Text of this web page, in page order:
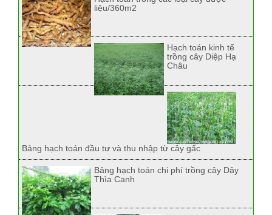
liệu/360m2
Hạch toán kinh tế
trồng cây Diệp Hạ
Châu
Bảng hạch toán đầu tư và thu nhập từ cây gấc
Bảng hạch toán chi phí trồng cây Dây
Thìa Canh